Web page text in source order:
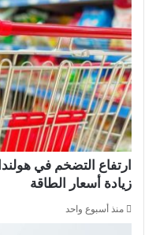
زيادة أسعار الطاقة
منذ أسبوع واحد